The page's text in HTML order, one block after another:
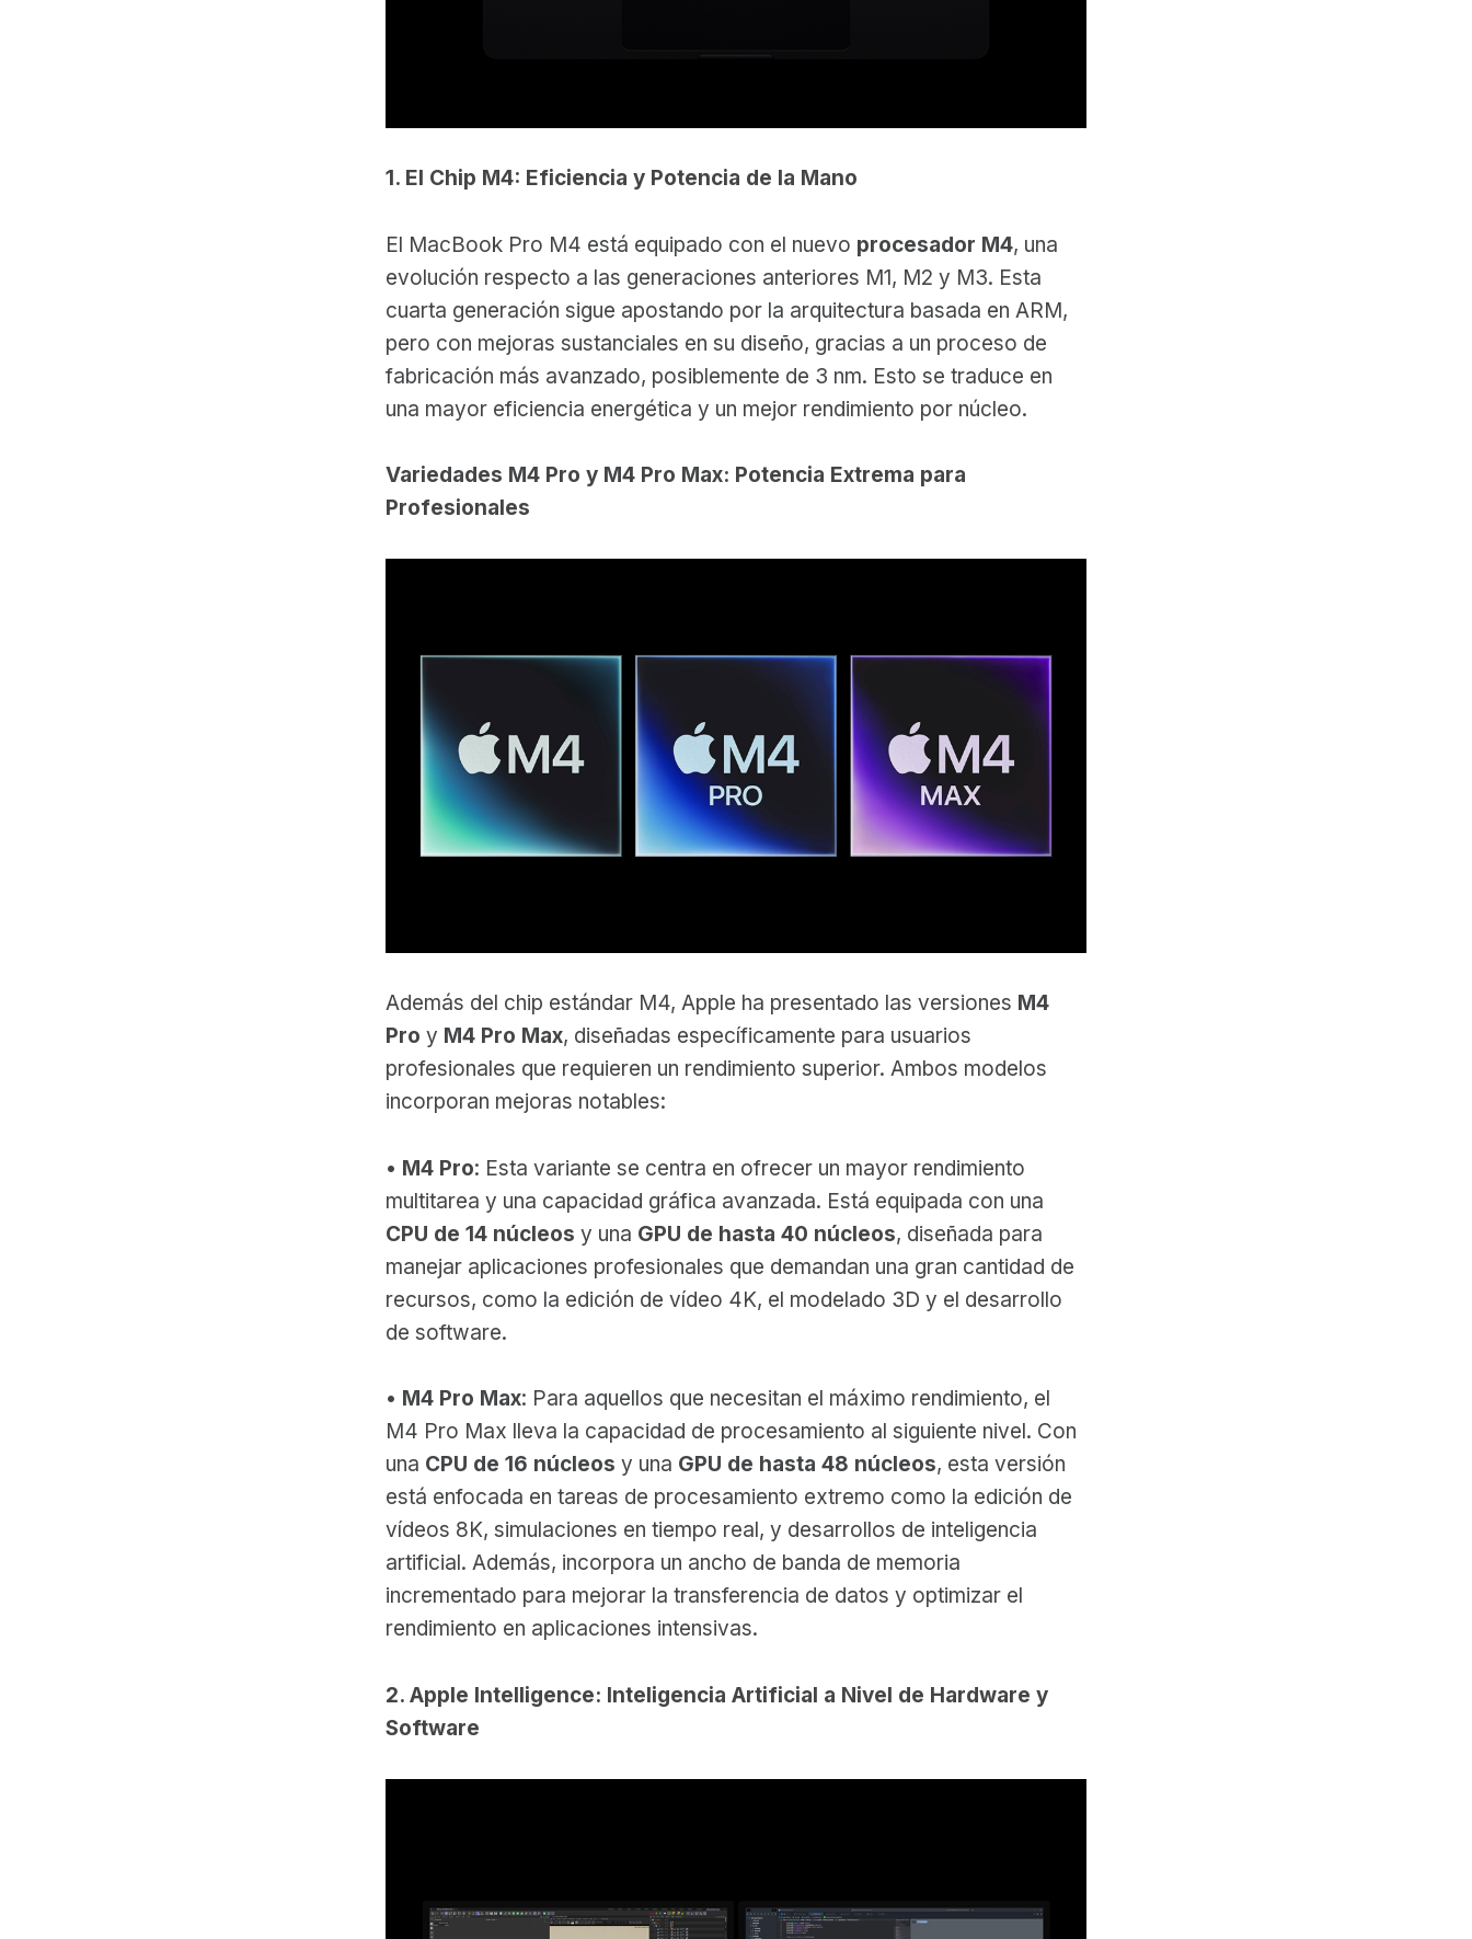
1. El Chip M4: Eficiencia y Potencia de la Mano
El MacBook Pro M4 está equipado con el nuevo procesador M4, una
evolución respecto a las generaciones anteriores M1, M2 y M3. Esta
cuarta generación sigue apostando por la arquitectura basada en ARM,
pero con mejoras sustanciales en su diseño, gracias a un proceso de
fabricación más avanzado, posiblemente de 3 nm. Esto se traduce en
una mayor eficiencia energética y un mejor rendimiento por núcleo.
Variedades M4 Pro y M4 Pro Max: Potencia Extrema para
Profesionales
Además del chip estándar M4, Apple ha presentado las versiones M4
Pro y M4 Pro Max, diseñadas específicamente para usuarios
profesionales que requieren un rendimiento superior. Ambos modelos
incorporan mejoras notables:
• M4 Pro: Esta variante se centra en ofrecer un mayor rendimiento
multitarea y una capacidad gráfica avanzada. Está equipada con una
CPU de 14 núcleos y una GPU de hasta 40 núcleos, diseñada para
manejar aplicaciones profesionales que demandan una gran cantidad de
recursos, como la edición de vídeo 4K, el modelado 3D y el desarrollo
de software.
• M4 Pro Max: Para aquellos que necesitan el máximo rendimiento, el
M4 Pro Max lleva la capacidad de procesamiento al siguiente nivel. Con
una CPU de 16 núcleos y una GPU de hasta 48 núcleos, esta versión
está enfocada en tareas de procesamiento extremo como la edición de
vídeos 8K, simulaciones en tiempo real, y desarrollos de inteligencia
artificial. Además, incorpora un ancho de banda de memoria
incrementado para mejorar la transferencia de datos y optimizar el
rendimiento en aplicaciones intensivas.
2. Apple Intelligence: Inteligencia Artificial a Nivel de Hardware y
Software